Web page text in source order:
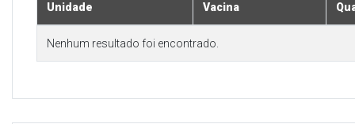
Unidade Vacina
Nenhum resultado foi encontrado.